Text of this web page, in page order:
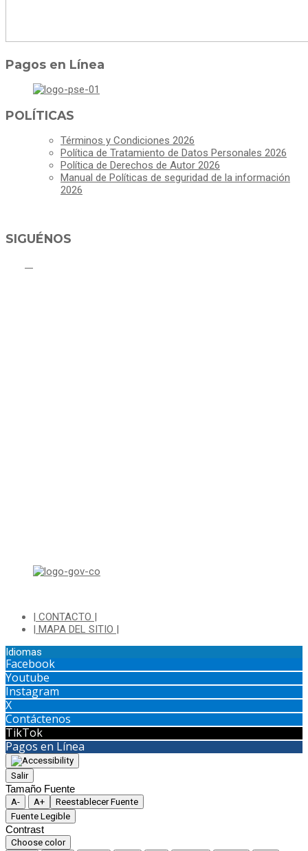
Pagos en Línea
POLÍTICAS
Términos y Condiciones 2026
Política de Tratamiento de Datos Personales 2026
Política de Derechos de Autor 2026
Manual de Políticas de seguridad de la información
2026
SIGUÉNOS
| CONTACTO |
| MAPA DEL SITIO |
Idiomas
Facebook
Youtube
Instagram
X
Contáctenos
TikTok
Pagos en Línea
Salir
Tamaño Fuente
A- A+
Reestablecer Fuente
Fuente Legible
Contrast
Choose color